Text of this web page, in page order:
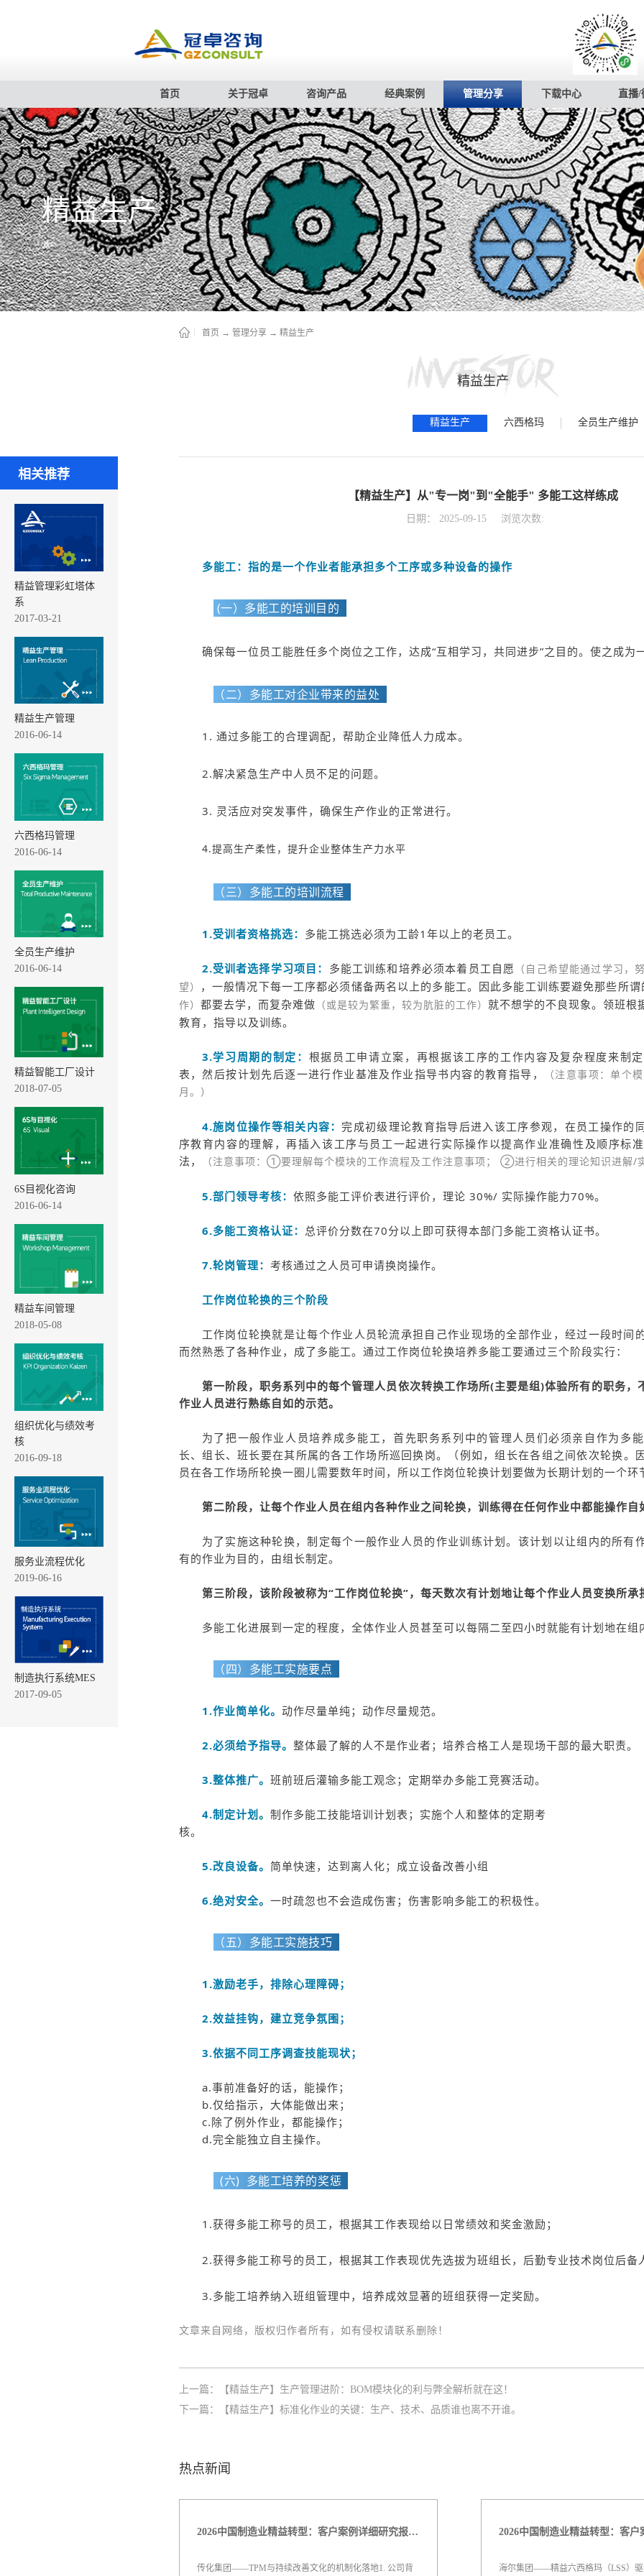
首页 关于冠卓 咨询产品 经典案例 管理分享 下载中心 直播/
精益生产
相关推荐
精益管理彩虹塔体
系
2017-03-21
精益生产管理
2016-06-14
六西格玛管理
2016-06-14
全员生产维护
2016-06-14
精益智能工厂设计
2018-07-05
6S目视化咨询
2016-06-14
精益车间管理
2018-05-08
组织优化与绩效考
核
2016-09-18
服务业流程优化
2019-06-16
制造执行系统MES
2017-09-05
首页 → 管理分享 → 精益生产
精益生产
精益生产 六西格玛 全员生产维护
【精益生产】从"专一岗"到"全能手" 多能工这样练成
日期： 2025-09-15 浏览次数:
多能工：指的是一个作业者能承担多个工序或多种设备的操作
(一）多能工的培训目的
确保每一位员工能胜任多个岗位之工作，达成“互相学习，共同进步”之目的。使之成为
（二）多能工对企业带来的益处
1. 通过多能工的合理调配，帮助企业降低人力成本。
2.解决紧急生产中人员不足的问题。
3. 灵活应对突发事件，确保生产作业的正常进行。
4.提高生产柔性，提升企业整体生产力水平
（三）多能工的培训流程
1.受训者资格挑选： 多能工挑选必须为工龄1年以上的老员工。
2.受训者选择学习项目： 多能工训练和培养必须本着员工自愿 （自己希望能通过学习，
望）
，一般情况下每一工序都必须储备两名以上的多能工。因此多能工训练要避免那些所
作） 都要去学，而复杂难做 （或是较为繁重，较为肮脏的工作）就不想学的不良现象。领班根
教育，指导以及训练。
3.学习周期的制定： 根据员工申请立案，再根据该工序的工作内容及复杂程度来制
表，然后按计划先后逐一进行作业基准及作业指导书内容的教育指导，
（注意事项：单个
月。）
4.施岗位操作等相关内容：完成初级理论教育指导后进入该工序参观，在员工操作的
序教育内容的理解，再插入该工序与员工一起进行实际操作以提高作业准确性及顺序标
法，
（注意事项：①要理解每个模块的工作流程及工作注意事项； ②进行相关的理论知识进解/
5.部门领导考核： 依照多能工评价表进行评价，理论 30%/ 实际操作能力70%。
6.多能工资格认证： 总评价分数在70分以上即可获得本部门多能工资格认证书。
7.轮岗管理： 考核通过之人员可申请换岗操作。
工作岗位轮换的三个阶段
工作岗位轮换就是让每个作业人员轮流承担自己作业现场的全部作业，经过一段时间
而然熟悉了各种作业，成了多能工。通过工作岗位轮换培养多能工要通过三个阶段实行：
第一阶段，职务系列中的每个管理人员依次转换工作场所(主要是组)体验所有的职务，
作业人员进行熟练自如的示范。
为了把一般作业人员培养成多能工，首先职务系列中的管理人员们必须亲自作为多
长、组长、班长要在其所属的各工作场所巡回换岗。（例如，组长在各组之间依次轮换。
员在各工作场所轮换一圈儿需要数年时间，所以工作岗位轮换计划要做为长期计划的一个环
第二阶段，让每个作业人员在组内各种作业之间轮换，训练得在任何作业中都能操作自
为了实施这种轮换，制定每个一般作业人员的作业训练计划。该计划以让组内的所有
有的作业为目的，由组长制定。
第三阶段，该阶段被称为“工作岗位轮换”，每天数次有计划地让每个作业人员变换所承
多能工化进展到一定的程度，全体作业人员甚至可以每隔二至四小时就能有计划地在组
（四）多能工实施要点
1.作业简单化。 动作尽量单纯；动作尽量规范。
2.必须给予指导。 整体最了解的人不是作业者；培养合格工人是现场干部的最大职责。
3.整体推广。 班前班后灌输多能工观念；定期举办多能工竞赛活动。
4.制定计划 。 制作多能工技能培训计划表；实施个人和整体的定期考
核。
5.改良设备。 简单快速，达到离人化；成立设备改善小组
6.绝对安全。 一时疏忽也不会造成伤害；伤害影响多能工的积极性。
（五）多能工实施技巧
1.激励老手，排除心理障碍；
2.效益挂钩，建立竞争氛围；
3.依据不同工序调查技能现状；
a.事前准备好的话，能操作；
b.仅给指示，大体能做出来；
c.除了例外作业，都能操作；
d.完全能独立自主操作。
(六) 多能工培养的奖惩
1.获得多能工称号的员工，根据其工作表现给以日常绩效和奖金激励；
2.获得多能工称号的员工，根据其工作表现优先选拔为班组长，后勤专业技术岗位后备
3.多能工培养纳入班组管理中，培养成效显著的班组获得一定奖励。
文章来自网络，版权归作者所有，如有侵权请联系删除！
上一篇：
【精益生产】生产管理进阶：BOM模块化的利与弊全解析就在这！
下一篇：
【精益生产】标准化作业的关键：生产、技术、品质谁也离不开谁。
热点新闻
2026中国制造业精益转型：客户案例详细研究报告【三】
传化集团——TPM与持续改善文化的机制化落地1. 公司背 海尔集团——精益六西格玛（LSS）驱